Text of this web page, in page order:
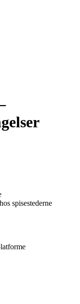
spisestederne